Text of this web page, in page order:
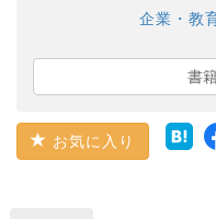
企業・教
書
お気に入り